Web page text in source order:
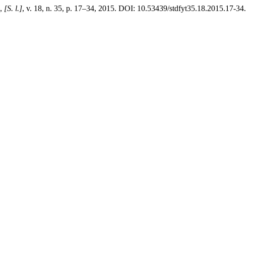
, [S. l.], v. 18, n. 35, p. 17–34, 2015. DOI: 10.53439/stdfyt35.18.2015.17-34.